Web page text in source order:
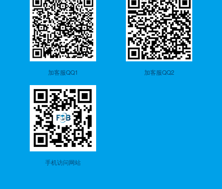
加客服QQ1 加客服QQ2
手机访问网站